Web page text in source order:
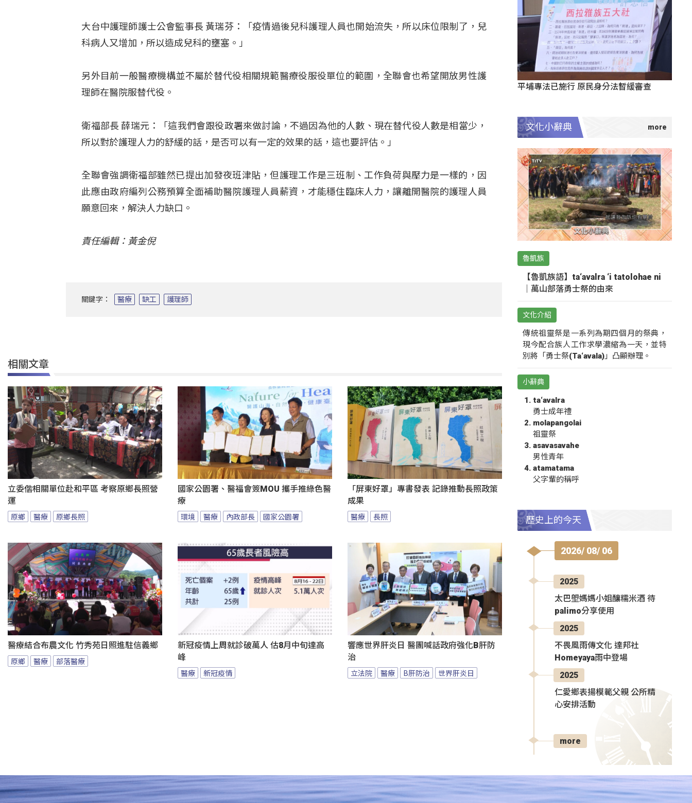
大台中護理師護士公會監事長 黃瑞芬：「疫情過後兒科護理人員也開始流失，所以床位限制了，兒
科病人又增加，所以造成兒科的壅塞。」
另外目前一般醫療機構並不屬於替代役相關規範醫療役服役單位的範圍，全聯會也希望開放男性護
理師在醫院服替代役。
衛福部長 薛瑞元：「這我們會跟役政署來做討論，不過因為他的人數、現在替代役人數是相當少，
所以對於護理人力的舒緩的話，是否可以有一定的效果的話，這也要評估。」
全聯會強調衛福部雖然已提出加發夜班津貼，但護理工作是三班制、工作負荷與壓力是一樣的，因
此應由政府編列公務預算全面補助醫院護理人員薪資，才能穩住臨床人力，讓離開醫院的護理人員
願意回來，解決人力缺口。
責任編輯：黃金倪
關鍵字： 醫療 缺工 護理師
相關文章
立委偕相關單位赴和平區 考察原鄉長照營
運
原鄉 醫療 原鄉長照
國家公園署、醫福會簽MOU 攜手推綠色醫
療
環境 醫療 內政部長 國家公園署
「屏東好罩」專書發表 記錄推動長照政策
成果
醫療 長照
醫療結合布農文化 竹秀苑日照進駐信義鄉
原鄉 醫療 部落醫療
新冠疫情上周就診破萬人 估8月中旬達高
峰
醫療 新冠疫情
響應世界肝炎日 醫團喊話政府強化B肝防
治
立法院 醫療 B肝防治 世界肝炎日
平埔專法已施行 原民身分法暫緩審查
文化小辭典
魯凱族
【魯凱族語】ta‘avalra ‘i tatolohae ni
｜萬山部落勇士祭的由來
文化介紹
傳統祖靈祭是一系列為期四個月的祭典，
現今配合族人工作求學濃縮為一天，並特
別將「勇士祭(Ta‘avala)」凸顯辦理。
小辭典
ta‘avalra
勇士成年禮
molapangolai
祖靈祭
asavasavahe
男性青年
atamatama
父字輩的稱呼
歷史上的今天
2026/ 08/ 06
2025
太巴塱媽媽小姐釀糯米酒 待
palimo分享使用
2025
不畏風雨傳文化 達邦社
Homeyaya雨中登場
2025
仁愛鄉表揚模範父親 公所精
心安排活動
more